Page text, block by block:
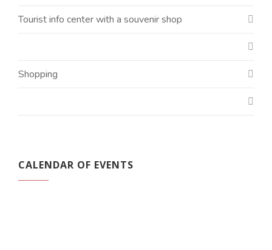
Tourist info center with a souvenir shop
Shopping
CALENDAR OF EVENTS